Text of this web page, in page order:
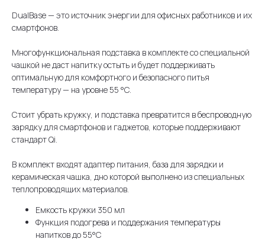
DualBase — это источник энергии для офисных работников и их
смартфонов.
Многофункциональная подставка в комплекте со специальной
чашкой не даст напитку остыть и будет поддерживать
оптимальную для комфортного и безопасного питья
температуру — на уровне 55 °C.
Стоит убрать кружку, и подставка превратится в беспроводную
зарядку для смартфонов и гаджетов, которые поддерживают
стандарт Qi.
В комплект входят адаптер питания, база для зарядки и
керамическая чашка, дно которой выполнено из специальных
теплопроводящих материалов.
Емкость кружки 350 мл
Функция подогрева и поддержания температуры
напитков до 55°C